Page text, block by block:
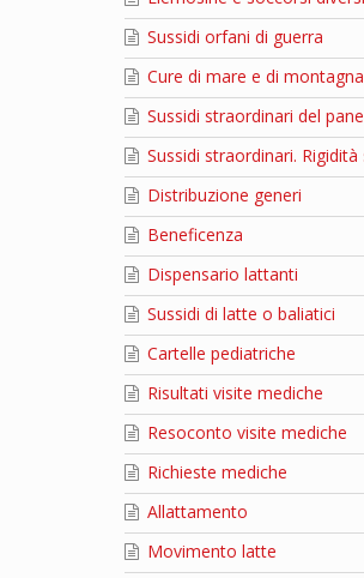
Sussidi orfani di guerra
Cure di mare e di montagna
Sussidi straordinari del pane
Sussidi straordinari.
Distribuzione generi
Beneficenza
Dispensario lattanti
Sussidi di latte o baliatici
Cartelle pediatriche
Risultati visite mediche
Resoconto visite mediche
Richieste mediche
Allattamento
Movimento latte